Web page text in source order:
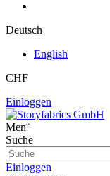
Deutsch
English
CHF
Einloggen
Men¨
Suche
Einloggen